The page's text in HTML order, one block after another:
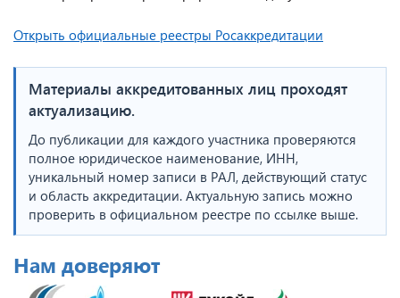
Открыть официальные реестры Росаккредитации
Материалы аккредитованных лиц проходят
актуализацию.
До публикации для каждого участника проверяются
полное юридическое наименование, ИНН,
уникальный номер записи в РАЛ, действующий статус
и область аккредитации. Актуальную запись можно
проверить в официальном реестре по ссылке выше.
Нам доверяют